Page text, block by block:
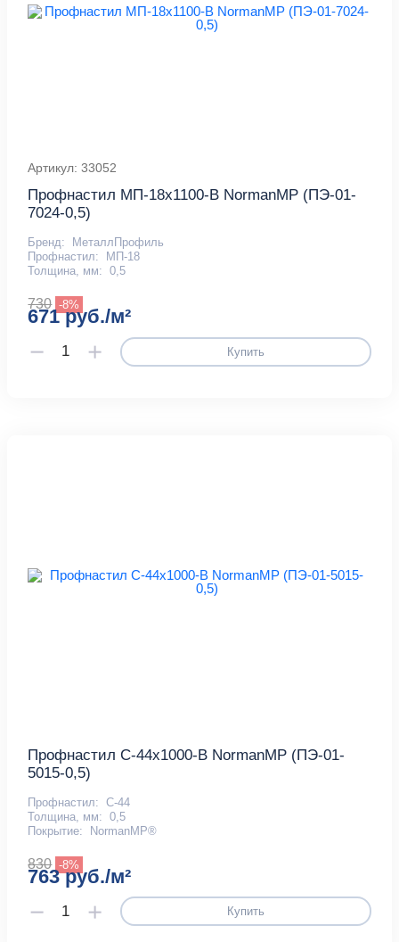
Артикул: 33052
Профнастил МП-18x1100-B NormanMP (ПЭ-01-
7024-0,5)
Бренд:
МеталлПрофиль
Профнастил:
МП-18
Толщина, мм: 0,5
730 -8%
671 руб./м²
Купить
Профнастил С-44x1000-B NormanMP (ПЭ-01-
5015-0,5)
Профнастил: С-44
Толщина, мм: 0,5
Покрытие:
NormanMP®
830 -8%
763 руб./м²
Купить